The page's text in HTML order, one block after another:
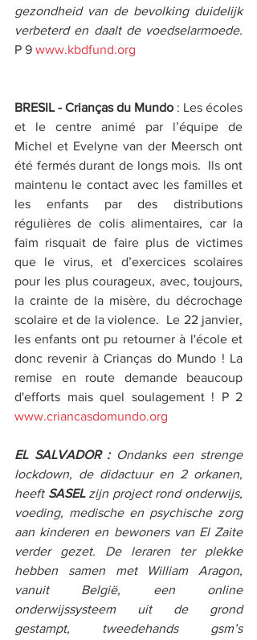
gezondheid van de bevolking duidelijk
verbeterd en daalt de voedselarmoede
P 9 www.kbdfund.org
BRESIL - Crianças du Mundo : Les écoles
et le centre animé par l’équipe de
Michel et Evelyne van der Meersch ont
été fermés durant de longs mois.  Ils ont
maintenu le contact avec les familles et
les enfants par des distributions
régulières de colis alimentaires, car la
faim risquait de faire plus de victimes
que le virus, et d’exercices scolaires
pour les plus courageux, avec, toujours,
la crainte de la misère, du décrochage
scolaire et de la violence.  Le 22 janvier,
les enfants ont pu retourner à l'école et
donc revenir à Crianças do Mundo ! La
remise en route demande beaucoup
www.criancasdomundo.org
EL SALVADOR : Ondanks een strenge
lockdown, de didactuur en 2 orkanen,
heeft SASEL zijn project rond onderwijs,
voeding, medische en psychische zorg
aan kinderen en bewoners van El Zaite
verder gezet. De leraren ter plekke
hebben samen met William Aragon,
vanuit België, een online
onderwijssysteem uit de grond
gestampt, tweedehands gsm’s